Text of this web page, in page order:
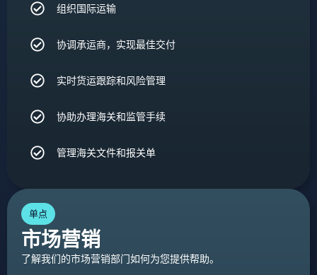
组织国际运输
协调承运商，实现最佳交付
实时货运跟踪和风险管理
协助办理海关和监管手续
管理海关文件和报关单
单点
市场营销
了解我们的市场营销部门如何为您提供帮助。